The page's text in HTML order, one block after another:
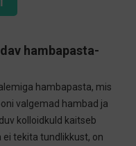
hambapasta-
hambapasta, mis
valgemad hambad ja
kolloidkuld kaitseb
tekita tundlikkust, on